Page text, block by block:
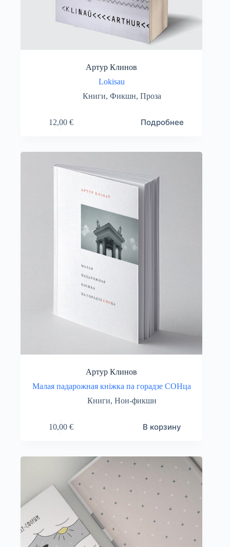
Артур Клинов
Lokisau
Книги, Фикшн, Проза
12,00 € Подробнее
Артур Клинов
Малая падарожная кніжка па горадзе СОНца
Книги, Нон-фикшн
10,00 € В корзину